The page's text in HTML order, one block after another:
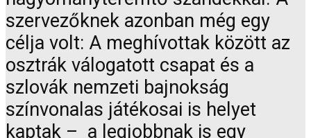
szervezőknek azonban még egy
célja volt: A meghívottak között az
osztrák válogatott csapat és a
szlovák nemzeti bajnokság
színvonalas játékosai is helyet
kaptak – a legjobbnak is egy